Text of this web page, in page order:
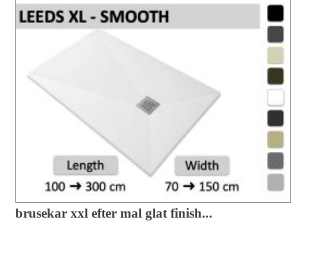
brusekar xxl efter mal glat finish...